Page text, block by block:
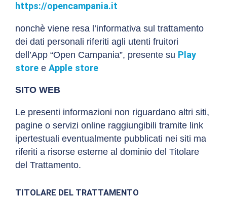
https://opencampania.it
nonchè viene resa l’informativa sul trattamento
dei dati personali riferiti agli utenti fruitori
dell’App “Open Campania”, presente su Play
store e Apple store
SITO WEB
Le presenti informazioni non riguardano altri siti,
pagine o servizi online raggiungibili tramite link
ipertestuali eventualmente pubblicati nei siti ma
riferiti a risorse esterne al dominio del Titolare
del Trattamento.
TITOLARE DEL TRATTAMENTO